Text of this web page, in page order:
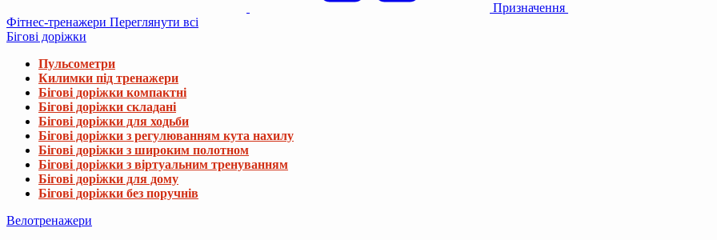
Призначення
Фітнес-тренажери Переглянути всі
Бігові доріжки
Пульсометри
Килимки під тренажери
Бігові доріжки компактні
Бігові доріжки складані
Бігові доріжки для ходьби
Бігові доріжки з регулюванням кута нахилу
Бігові доріжки з широким полотном
Бігові доріжки з віртуальним тренуванням
Бігові доріжки для дому
Бігові доріжки без поручнів
Велотренажери